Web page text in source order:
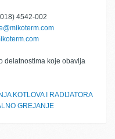
4542-002
delatnostima koje obavlja
KOTLOVA I RADIJATORA
GREJANJE